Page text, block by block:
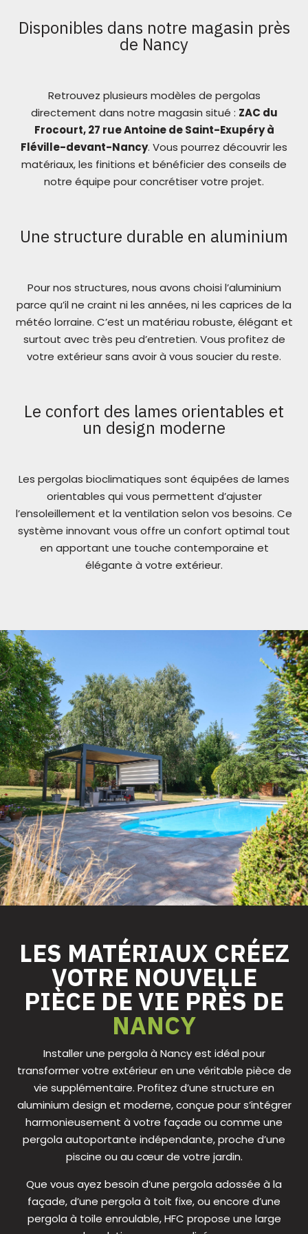
Disponibles dans notre magasin près
de Nancy
Retrouvez plusieurs modèles de pergolas
directement dans notre magasin situé : ZAC du
Frocourt, 27 rue Antoine de Saint-Exupéry à
Fléville-devant-Nancy. Vous pourrez découvrir les
matériaux, les finitions et bénéficier des conseils de
notre équipe pour concrétiser votre projet.
Une structure durable en aluminium
Pour nos structures, nous avons choisi l’aluminium
parce qu’il ne craint ni les années, ni les caprices de la
météo lorraine. C’est un matériau robuste, élégant et
surtout avec très peu d’entretien. Vous profitez de
votre extérieur sans avoir à vous soucier du reste.
Le confort des lames orientables et
un design moderne
Les pergolas bioclimatiques sont équipées de lames
orientables qui vous permettent d’ajuster
l’ensoleillement et la ventilation selon vos besoins. Ce
système innovant vous offre un confort optimal tout
en apportant une touche contemporaine et
élégante à votre extérieur.
LES MATÉRIAUX CRÉEZ
VOTRE NOUVELLE
PIÈCE DE VIE PRÈS DE
NANCY
Installer une pergola à Nancy est idéal pour
transformer votre extérieur en une véritable pièce de
vie supplémentaire. Profitez d’une structure en
aluminium design et moderne, conçue pour s’intégrer
harmonieusement à votre façade ou comme une
pergola autoportante indépendante, proche d’une
piscine ou au cœur de votre jardin.
Que vous ayez besoin d’une pergola adossée à la
façade, d’une pergola à toit fixe, ou encore d’une
pergola à toile enroulable, HFC propose une large